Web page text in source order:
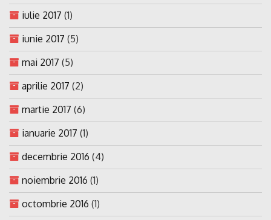
iulie 2017 (1)
iunie 2017 (5)
mai 2017 (5)
aprilie 2017 (2)
martie 2017 (6)
ianuarie 2017 (1)
decembrie 2016 (4)
noiembrie 2016 (1)
octombrie 2016 (1)